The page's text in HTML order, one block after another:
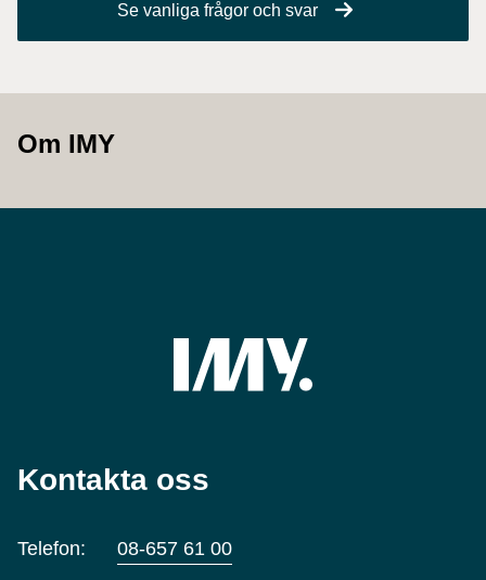
Se vanliga frågor och svar
Om IMY
Kontakta oss
Telefon: 08-657 61 00